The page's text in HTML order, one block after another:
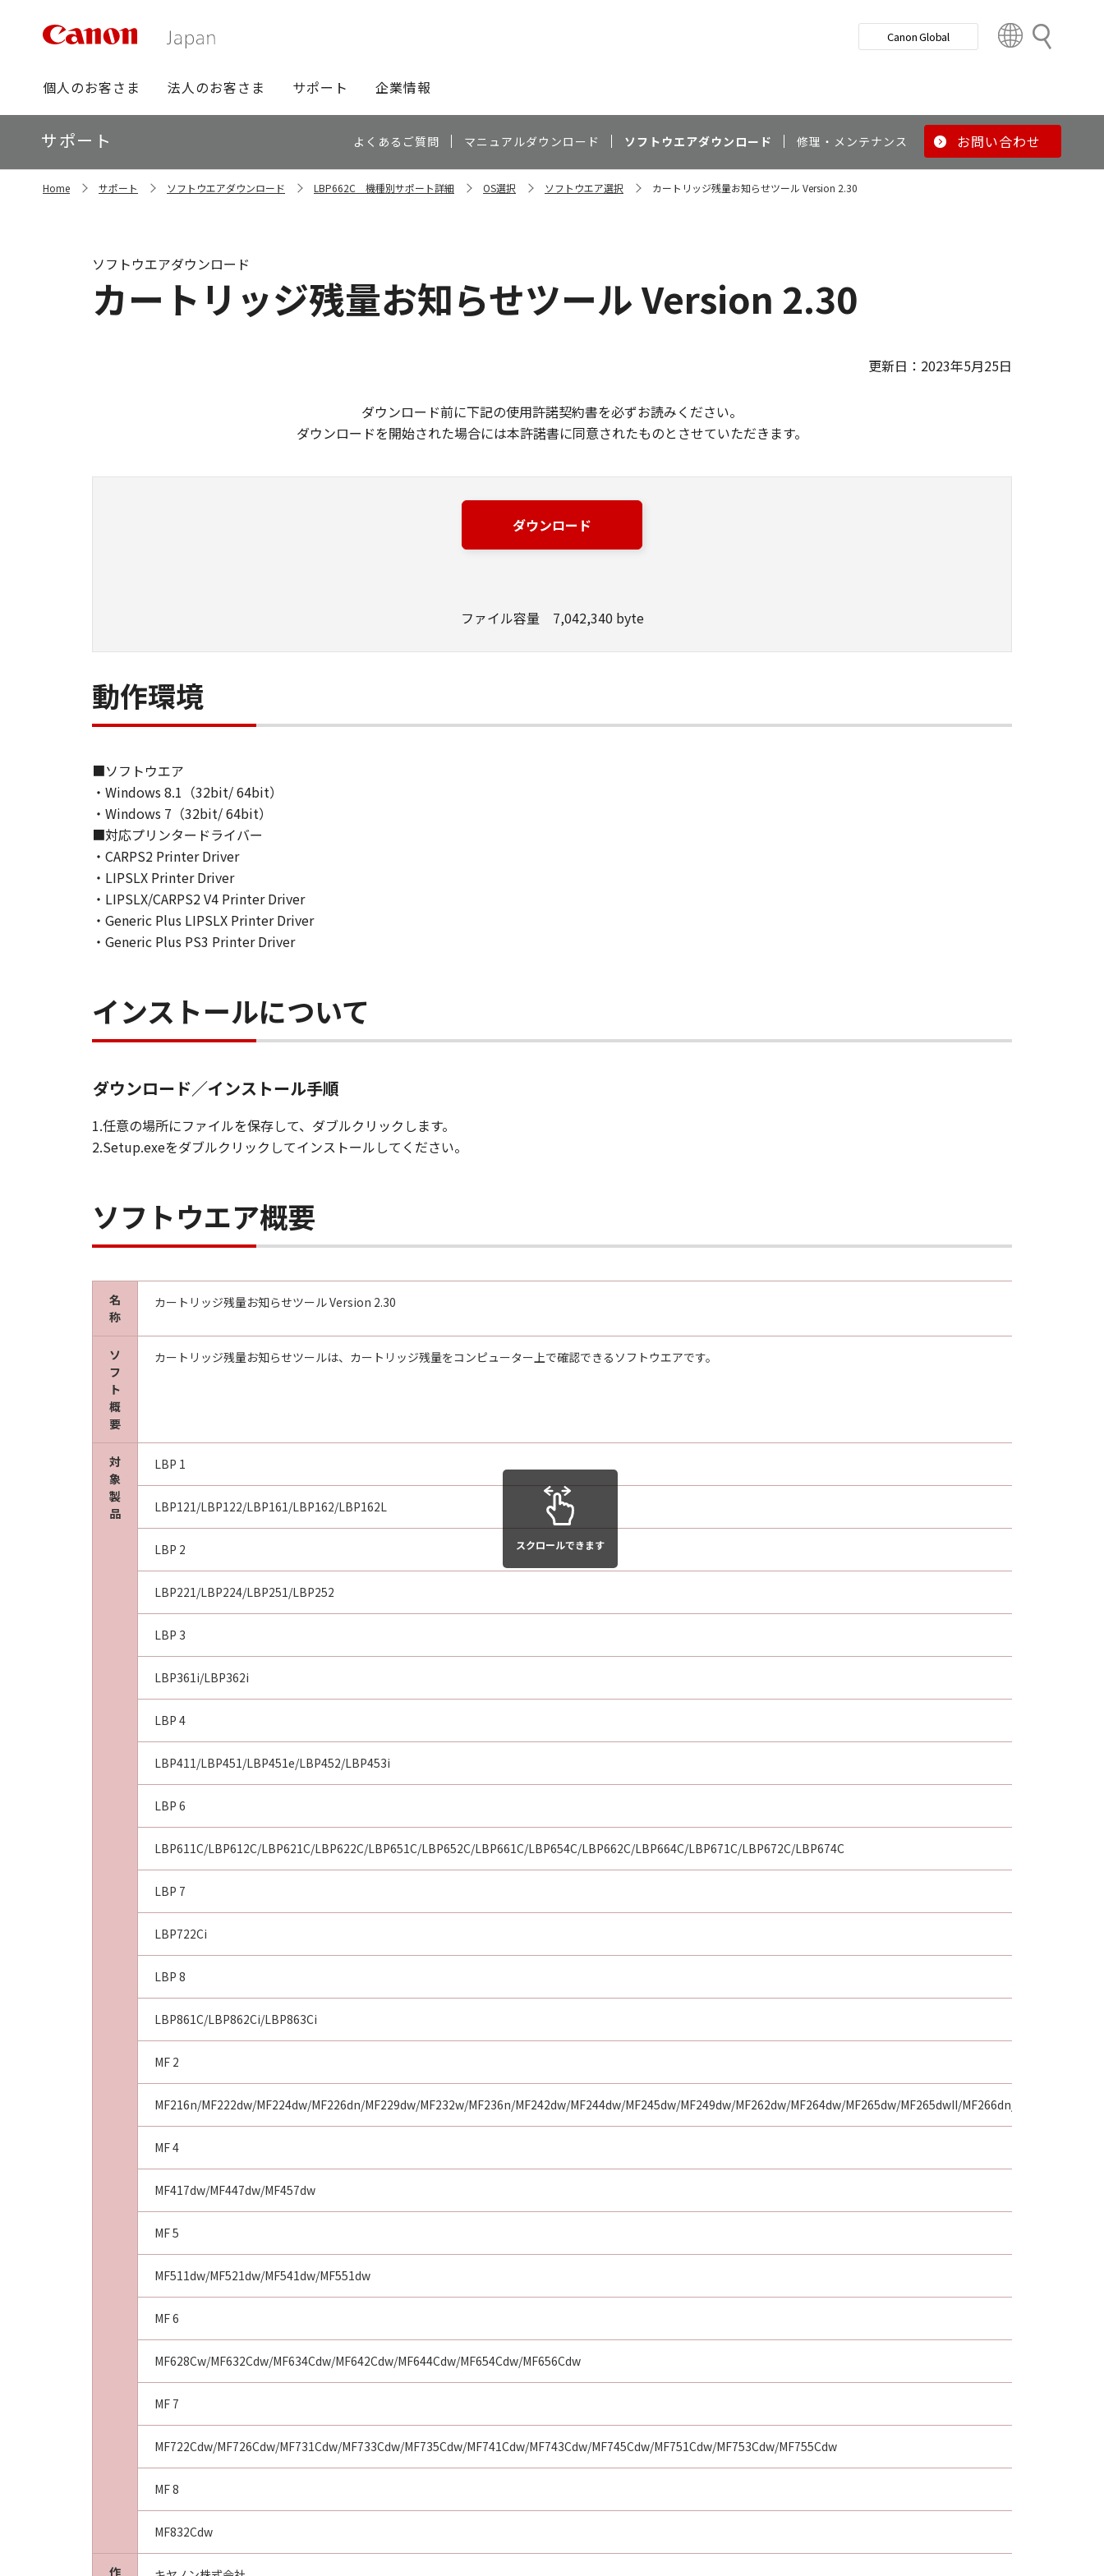
検
グ
ロ
ー
バ
ビ
個人のお客さま 法人のお客さま サポート 企業情報
Canon Global
t
y
ロ
ー
カ
ル
サポート よくあるご質問 マニュアルダウンロード ソフトウエアダウンロード 修理・メンテナンス お問い合わせ
Home サポート ソフトウエアダウンロード LBP662C 機種別サポート詳細 OS選択 ソフトウエア選択 カートリッジ残量お知らせツール Version 2.30
カートリッジ残量お知らせツール Version 2.30
ソフトウエアダウンロード
更新日：2023年5月25日
ダウンロード前に下記の使用許諾契約書を必ずお読みください。
ダウンロードを開始された場合には本許諾書に同意されたものとさせていただきます。
ダウンロード
ファイル容量 7,042,340 byte
動作環境
■ソフトウエア
・Windows 8.1（32bit/ 64bit）
・Windows 7（32bit/ 64bit）
■対応プリンタードライバー
・CARPS2 Printer Driver
・LIPSLX Printer Driver
・LIPSLX/CARPS2 V4 Printer Driver
・Generic Plus LIPSLX Printer Driver
・Generic Plus PS3 Printer Driver
インストールについて
ダウンロード／インストール手順
1.任意の場所にファイルを保存して、ダブルクリックします。
2.Setup.exeをダブルクリックしてインストールしてください。
ソフトウエア概要
名
称
カートリッジ残量お知らせツール Version 2.30
ソ
フ
ト
概
要
カートリッジ残量お知らせツールは、カートリッジ残量をコンピューター上で確認できるソフトウエアです。
対
象
製
品
LBP 1
LBP121/LBP122/LBP161/LBP162/LBP162L
LBP 2
LBP221/LBP224/LBP251/LBP252
LBP 3
LBP361i/LBP362i
LBP 4
LBP411/LBP451/LBP451e/LBP452/LBP453i
LBP 6
LBP611C/LBP612C/LBP621C/LBP622C/LBP651C/LBP652C/LBP661C/LBP654C/LBP662C/LBP664C/LBP671C/LBP672C/LBP674C
LBP 7
LBP722Ci
LBP 8
LBP861C/LBP862Ci/LBP863Ci
MF 2
MF216n/MF222dw/MF224dw/MF226dn/MF229dw/MF232w/MF236n/MF242dw/MF244dw/MF245dw/MF249dw/MF262dw/MF264dw/MF265dw/MF265dwII/MF266dn/MF266dnII/
MF 4
MF417dw/MF447dw/MF457dw
MF 5
MF511dw/MF521dw/MF541dw/MF551dw
MF 6
MF628Cw/MF632Cdw/MF634Cdw/MF642Cdw/MF644Cdw/MF654Cdw/MF656Cdw
MF 7
MF722Cdw/MF726Cdw/MF731Cdw/MF733Cdw/MF735Cdw/MF741Cdw/MF743Cdw/MF745Cdw/MF751Cdw/MF753Cdw/MF755Cdw
MF 8
MF832Cdw
作
スクロールできます